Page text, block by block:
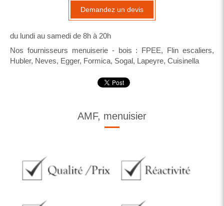
Demandez un devis
du lundi au samedi de 8h à 20h
Nos fournisseurs menuiserie - bois : ​FPEE, Flin escaliers,
Hubler, Neves, Egger, Formica, Sogal, Lapeyre, Cuisinella
AMF, menuisier